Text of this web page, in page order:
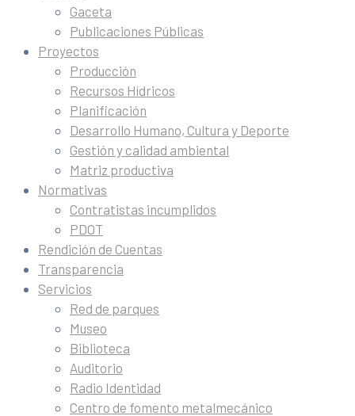
Gaceta
Publicaciones Públicas
Proyectos
Producción
Recursos Hídricos
Planificación
Desarrollo Humano, Cultura y Deporte
Gestión y calidad ambiental
Matriz productiva
Normativas
Contratistas incumplidos
PDOT
Rendición de Cuentas
Transparencia
Servicios
Red de parques
Museo
Biblioteca
Auditorio
Radio Identidad
Centro de fomento metalmecánico